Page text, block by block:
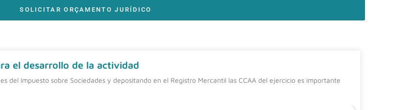
SOLICITAR ORÇAMENTO JURÍDICO
el desarrollo de la actividad
del Impuesto sobre Sociedades y depositando en el Registro Mercantil las CCAA del ejercicio es importante